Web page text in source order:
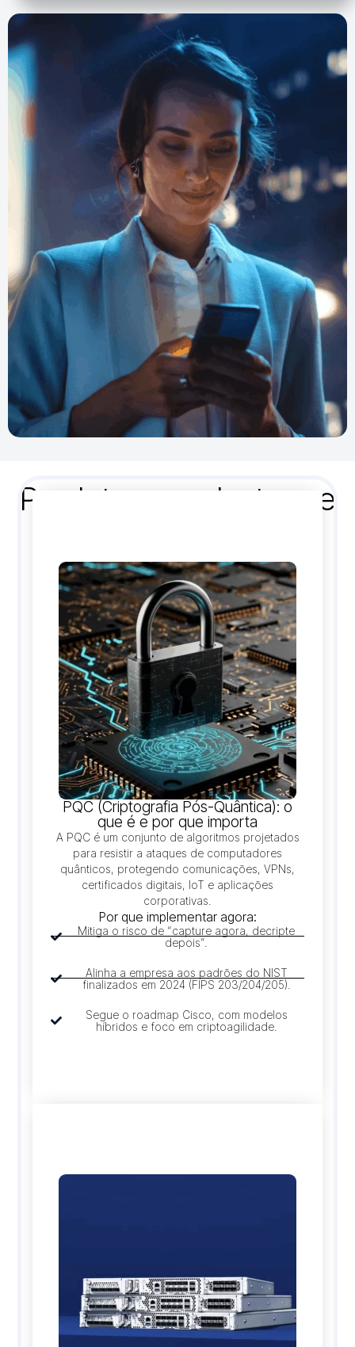
Produtos em destaque
PQC (Criptografia Pós-Quântica): o
que é e por que importa
A PQC é um conjunto de algoritmos projetados
para resistir a ataques de computadores
quânticos, protegendo comunicações, VPNs,
certificados digitais, IoT e aplicações
corporativas.
Por que implementar agora:
Mitiga o risco de “capture agora, decripte
depois”.
Alinha a empresa aos padrões do NIST
finalizados em 2024 (FIPS 203/204/205).
Segue o roadmap Cisco, com modelos
híbridos e foco em criptoagilidade.